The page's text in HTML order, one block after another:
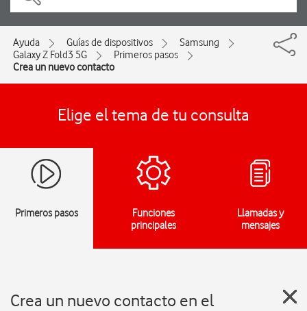
Ayuda Guías de dispositivos
Samsung
Galaxy Z Fold3 5G
Primeros pasos
Crea un nuevo contacto
Elige el tema de tu consulta
Primeros pasos
Funciones
principales
Llamadas y
mensajes
Crea un nuevo contacto en el